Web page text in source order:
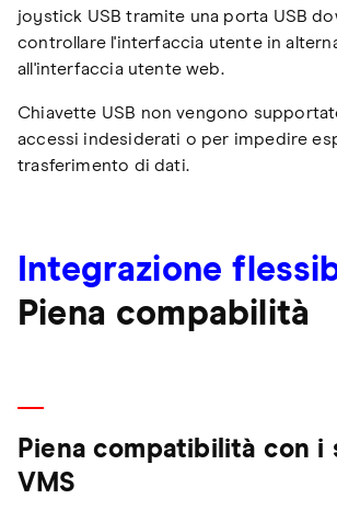
joystick USB tramite una porta USB
controllare l'interfaccia utente in
all'interfaccia utente web.
Chiavette USB non vengono
accessi indesiderati o per impedire
trasferimento di dati.
Integrazione
Piena compabilità
Piena compatibilità con i
VMS